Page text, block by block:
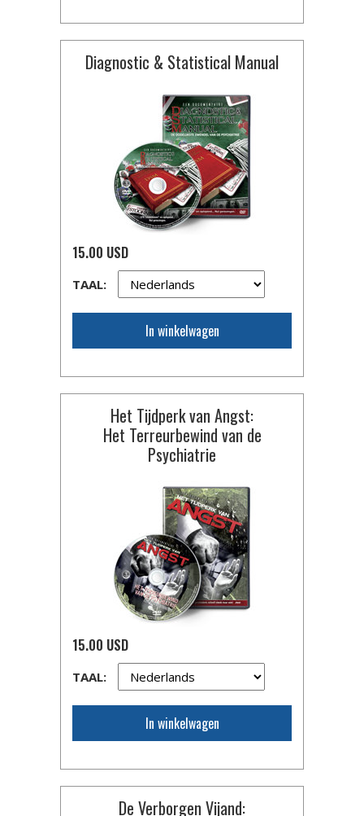
Diagnostic & Statistical Manual
15.00 USD
TAAL:
In winkelwagen
Het Tijdperk van Angst:
Het Terreurbewind van de
Psychiatrie
15.00 USD
TAAL:
In winkelwagen
De Verborgen Vijand: